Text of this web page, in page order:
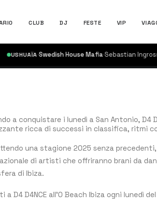
CLUB DJ FESTE VIP
USHUAÏA·Swedish House Mafia·Sebastian Ingrosso,
a conquistare i lunedì a San Antonio, D4
ricca di successi in classifica, ritmi
una stagione 2025 senza
di artisti che offriranno brani da
di Ibiza.
a D4 D4NCE all’O Beach Ibiza ogni lunedì